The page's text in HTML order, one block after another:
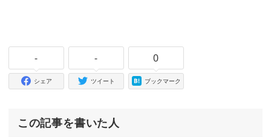
-
シェア
-
ツイート
0
ブックマーク
この記事を書いた人